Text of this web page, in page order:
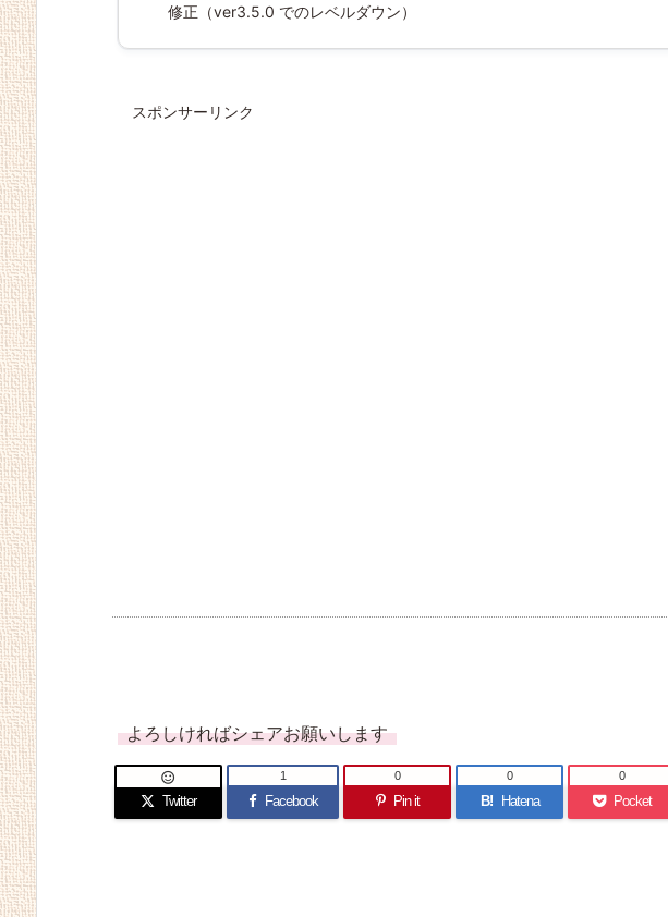
修正（ver3.5.0 でのレベルダウン）
スポンサーリンク
よろしければシェアお願いします
Twitter

Facebook
1
Pin it
0
B! Hatena
0
Pocket
0